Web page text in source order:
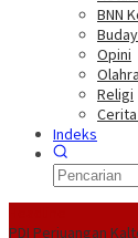
BNN
Opini
Religi
Indeks
PDI Perjuangan